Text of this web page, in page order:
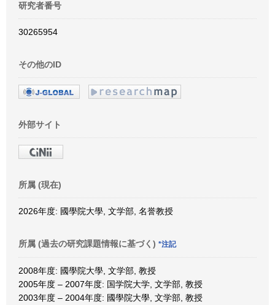
研究者番号
30265954
その他のID
外部サイト
所属 (現在)
2026年度: 國學院大學, 文学部, 名誉教授
所属 (過去の研究課題情報に基づく) *注記
2008年度: 國學院大學, 文学部, 教授
2005年度 – 2007年度: 国学院大学, 文学部, 教授
2003年度 – 2004年度: 國學院大學, 文学部, 教授